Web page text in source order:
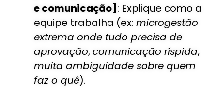
e comunicação] : Explique como a
equipe trabalha (ex: microgestão
extrema onde tudo precisa de
aprovação,comunicação ríspida,
muita ambiguidade sobre quem
faz o quê).